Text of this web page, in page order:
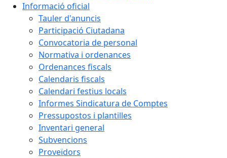
Informació oficial
Tauler d'anuncis
Participació Ciutadana
Convocatoria de personal
Normativa i ordenances
Ordenances fiscals
Calendaris fiscals
Calendari festius locals
Informes Sindicatura de Comptes
Pressupostos i plantilles
Inventari general
Subvencions
Proveïdors